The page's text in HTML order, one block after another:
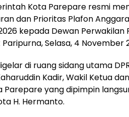
Kota Parepare resmi
dan Prioritas Plafon
kepada Dewan
Selasa, 4 November
di ruang sidang utama
Kadir, Wakil Ketua
yang dipimpin
H. Hermanto.